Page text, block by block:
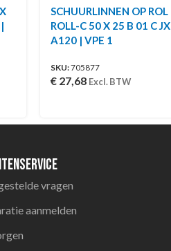
SCHUURLINNEN OP ROL
ROLL-C 50 X 25 B 01 C JX
A120 | VPE 1
SKU:705877
€ 27,68 Excl. BTW
vragen
aanmelden